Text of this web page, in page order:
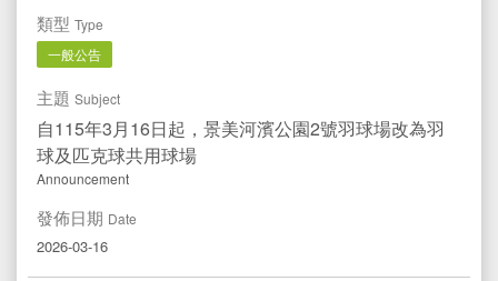
類型 Type
一般公告
主題 Subject
自115年3月16日起，景美河濱公園2號羽球場改為羽
球及匹克球共用球場
Announcement
發佈日期 Date
2026-03-16